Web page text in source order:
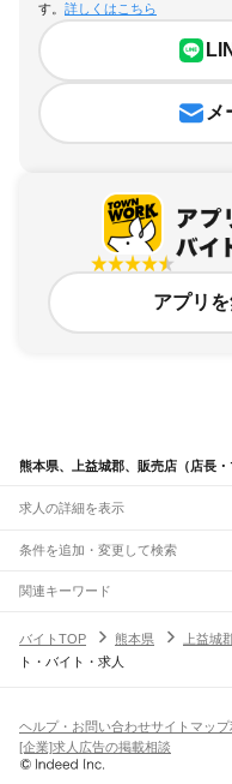
す。 詳しくはこちら
メ
アプリ
熊本県、上益城郡、販売店（店長
求人の詳細を表示
条件を追加・変更して検索
市区町村を追加・変更
熊本県すべて
熊本市 すべて
天草市合志市植木町下益城郡
球磨郡天草郡
駅を追加・変更
千丁駅新八代駅八代駅
阿蘇高原線
職種を追加・変更
飲食・フードサービスすべて
ホールスタッフキッチンスタッフ
パン屋（ベーカリー）
人気
日払いOK高校生歓迎
雇用形態を追加・変更
関連キーワード
熊本県 上益城郡 営業・販売 オ
熊本県 上益城郡 営業・販売 イオ
バイトTOP 熊本県 上益城
ト・バイト・求人
ヘルプ・お問い合わせサイトマップ
[企業]求人広告の掲載相談